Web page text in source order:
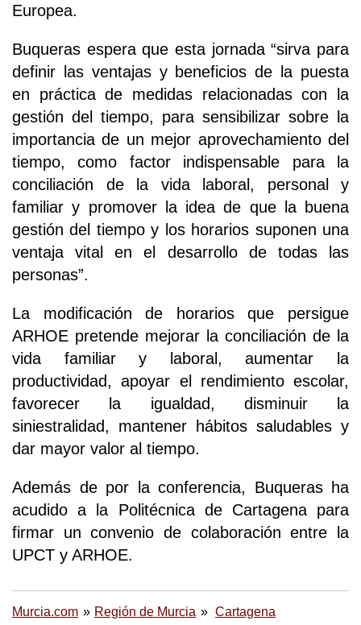
Europea.
Buqueras espera que esta jornada “sirva para
definir las ventajas y beneficios de la puesta
en práctica de medidas relacionadas con la
gestión del tiempo, para sensibilizar sobre la
importancia de un mejor aprovechamiento del
tiempo, como factor indispensable para la
conciliación de la vida laboral, personal y
familiar y promover la idea de que la buena
gestión del tiempo y los horarios suponen una
ventaja vital en el desarrollo de todas las
personas”.
La modificación de horarios que persigue
ARHOE pretende mejorar la conciliación de la
vida familiar y laboral, aumentar la
productividad, apoyar el rendimiento escolar,
favorecer la igualdad, disminuir la
siniestralidad, mantener hábitos saludables y
dar mayor valor al tiempo.
Además de por la conferencia, Buqueras ha
acudido a la Politécnica de Cartagena para
firmar un convenio de colaboración entre la
UPCT y ARHOE.
Murcia.com Región de Murcia Cartagena